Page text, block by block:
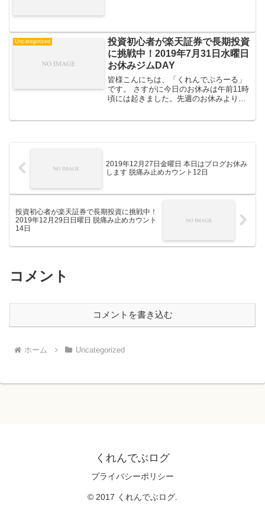
Uncategorized
投資初心者が楽天証券で長期投資
に挑戦中！2019年7月31日水曜日
お休みジムDAY
皆様こんにちは、「くれんでぶろーる」
です。 さすがに今日のお休みは午前11時
頃には起きました。先週のお休みよりも
2019年12月27日金曜日 本日はブログお休み
します 脱痛み止めカウント12日
投資初心者が楽天証券で長期投資に挑戦中！
2019年12月29日日曜日 脱痛み止めカウント
14日
コメント
コメントを書き込む
ホーム Uncategorized
くれんでぶログ
プライバシーポリシー
© 2017 くれんでぶログ.